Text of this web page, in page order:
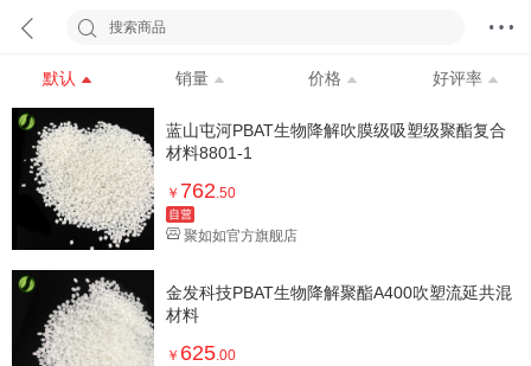
搜索商品
默认 销量 价格 好评率
蓝山屯河PBAT生物降解吹膜级吸塑级聚酯复合
材料8801-1
￥ 762.50
聚如如官方旗舰店
金发科技PBAT生物降解聚酯A400吹塑流延共混
材料
￥ 625.00